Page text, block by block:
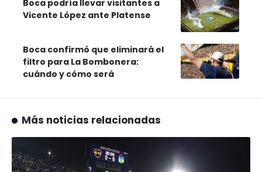
Boca podría llevar visitantes a
Vicente López ante Platense
Boca confirmó que eliminará el
filtro para La Bombonera:
cuándo y cómo será
Más noticias relacionadas